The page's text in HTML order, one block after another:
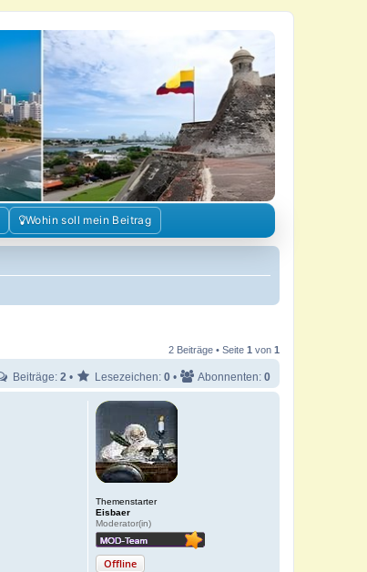
Wohin soll mein Beitrag
2 Beiträge • Seite 1 von 1
Beiträge: 2 • Lesezeichen: 0 • Abonnenten: 0
Themenstarter
Eisbaer
Moderator(in)
Offline